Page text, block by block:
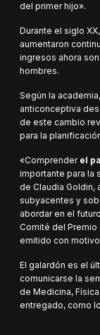
del primer hijo».
Durante el siglo
aumentaron
ingresos ahora
hombres.
Según la
anticonceptiva
de este cambio
para la
«Comprender el
importante para la
de Claudia
subyacentes y
abordar en el
Comité del Premio
emitido con
El galardón es el
comunicarse la
de Medicina,
entregado, como